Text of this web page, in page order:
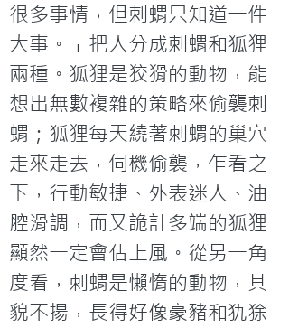
很多事情，但刺蝟只知道一件
大事。」把人分成刺蝟和狐狸
兩種。狐狸是狡猾的動物，能
想出無數複雜的策略來偷襲刺
蝟；狐狸每天繞著刺蝟的巢穴
走來走去，伺機偷襲，乍看之
下，行動敏捷、外表迷人、油
腔滑調，而又詭計多端的狐狸
顯然一定會佔上風。從另一角
度看，刺蝟是懶惰的動物，其
貌不揚，長得好像豪豬和犰狳